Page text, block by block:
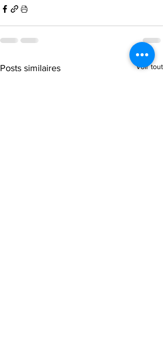
Posts similaires Voir tout